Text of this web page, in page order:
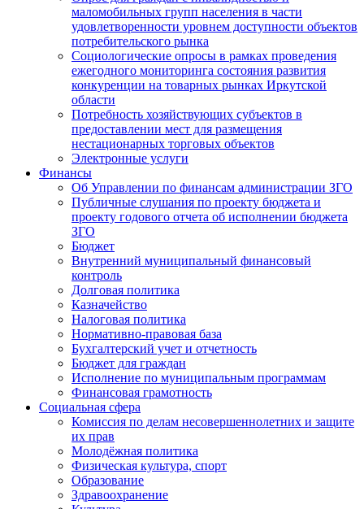
маломобильных групп населения в части
удовлетворенности уровнем доступности объектов
потребительского рынка
Социологические опросы в рамках проведения
ежегодного мониторинга состояния развития
конкуренции на товарных рынках Иркутской
области
Потребность хозяйствующих субъектов в
предоставлении мест для размещения
нестационарных торговых объектов
Электронные услуги
Финансы
Об Управлении по финансам администрации ЗГО
Публичные слушания по проекту бюджета и
проекту годового отчета об исполнении бюджета
ЗГО
Бюджет
Внутренний муниципальный финансовый
контроль
Долговая политика
Казначейство
Налоговая политика
Нормативно-правовая база
Бухгалтерский учет и отчетность
Бюджет для граждан
Исполнение по муниципальным программам
Финансовая грамотность
Социальная сфера
Комиссия по делам несовершеннолетних и защите
их прав
Молодёжная политика
Физическая культура, спорт
Образование
Здравоохранение